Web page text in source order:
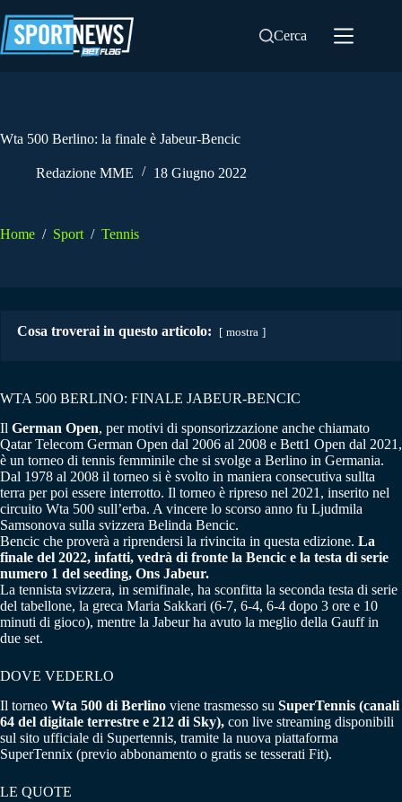
al
contenuto
Cerca
Wta 500 Berlino: la finale è Jabeur-Bencic
Redazione MME 18 Giugno 2022
Home / Sport / Tennis
Cosa troverai in questo articolo: mostra
WTA 500 BERLINO: FINALE JABEUR-BENCIC
Il German Open, per motivi di sponsorizzazione anche chiamato
Qatar Telecom German Open dal 2006 al 2008 e Bett1 Open dal 2021,
è un torneo di tennis femminile che si svolge a Berlino in Germania.
Dal 1978 al 2008 il torneo si è svolto in maniera consecutiva sullta
terra per poi essere interrotto. Il torneo è ripreso nel 2021, inserito nel
circuito Wta 500 sull’erba. A vincere lo scorso anno fu Ljudmila
Samsonova sulla svizzera Belinda Bencic.
Bencic che proverà a riprendersi la rivincita in questa edizione. La
finale del 2022, infatti, vedrà di fronte la Bencic e la testa di serie
numero 1 del seeding, Ons Jabeur.
La tennista svizzera, in semifinale, ha sconfitta la seconda testa di serie
del tabellone, la greca Maria Sakkari (6-7, 6-4, 6-4 dopo 3 ore e 10
minuti di gioco), mentre la Jabeur ha avuto la meglio della Gauff in
due set.
DOVE VEDERLO
Il torneo Wta 500 di Berlino viene trasmesso su SuperTennis (canali
64 del digitale terrestre e 212 di Sky), con live streaming disponibili
sul sito ufficiale di Supertennis, tramite la nuova piattaforma
SuperTennix (previo abbonamento o gratis se tesserati Fit).
LE QUOTE